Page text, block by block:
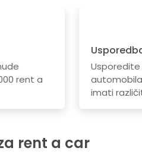
rent a
imati
rent a car